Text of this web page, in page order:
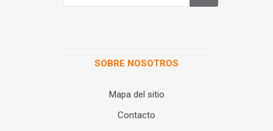
SOBRE NOSOTROS
Mapa del sitio
Contacto